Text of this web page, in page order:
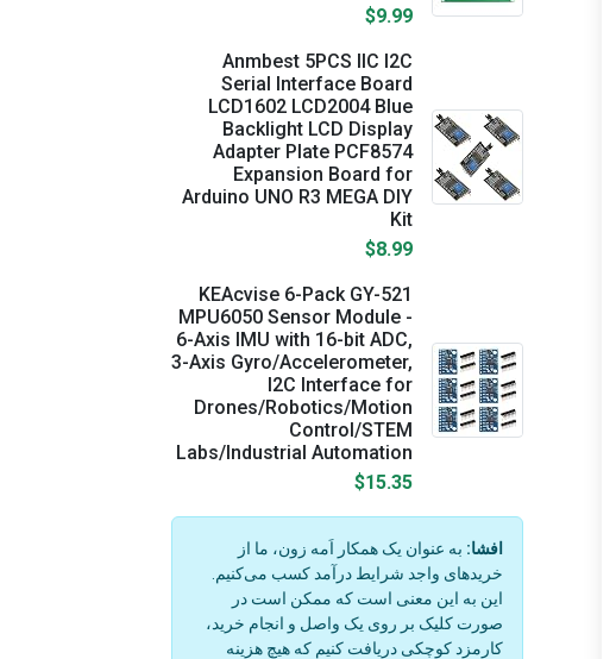
$9.99
Anmbest 5PCS IIC I2C
Serial Interface Board
LCD1602 LCD2004 Blue
Backlight LCD Display
Adapter Plate PCF8574
Expansion Board for
Arduino UNO R3 MEGA DIY
Kit
$8.99
​KEAcvise 6-Pack GY-521
MPU6050 Sensor Module -
6-Axis IMU with 16-bit ADC,
3-Axis Gyro/Accelerometer,
I2C Interface for
Drones/Robotics/Motion
Control/STEM
Labs/Industrial Automation
$15.35
افشا: به عنوان یک همکار اَمه زون، ما از
خریدهای واجد شرایط درآمد کسب می‌کنیم.
این به این معنی است که ممکن است در
صورت کلیک بر روی یک واصل و انجام خرید،
کارمزد کوچکی دریافت کنیم که هیچ هزینه